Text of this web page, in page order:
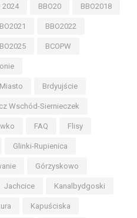
2024 BBO20 BBO2018
BBO2022
BCOPW
Brdyujście
Wschód-Siernieczek
FAQ Flisy
Glinki-Rupienica
Górzyskowo
Jachcice Kanalbydgoski
Kapuściska